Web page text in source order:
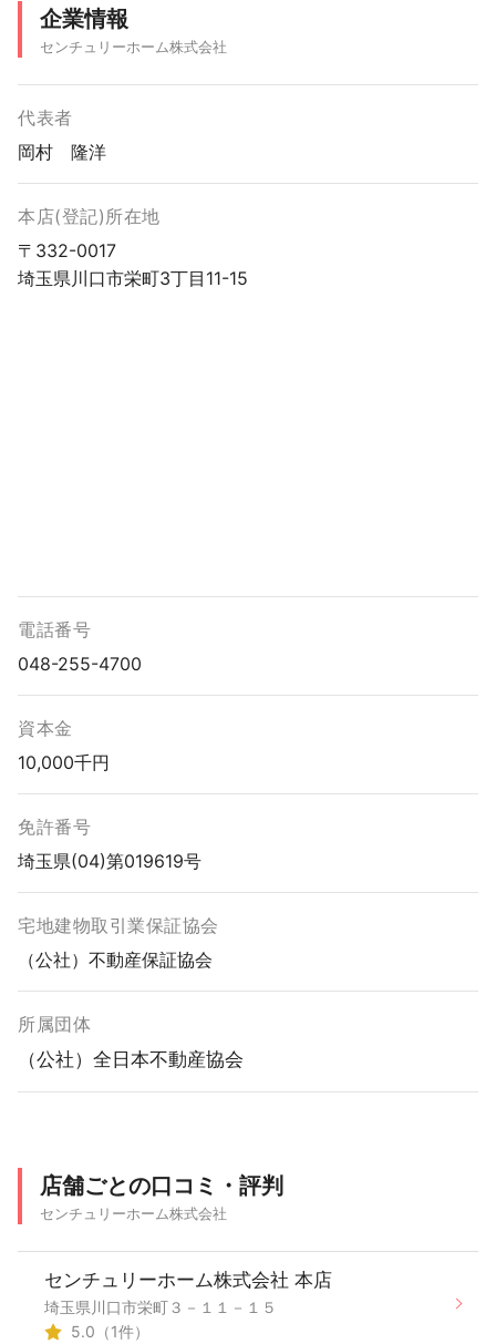
企業情報
センチュリーホーム株式会社
代表者
岡村 隆洋
本店(登記)所在地
〒332-0017
埼玉県川口市栄町3丁目11-15
電話番号
048-255-4700
資本金
10,000千円
免許番号
埼玉県(04)第019619号
宅地建物取引業保証協会
（公社）不動産保証協会
所属団体
（公社）全日本不動産協会
店舗ごとの口コミ・評判
センチュリーホーム株式会社
センチュリーホーム株式会社 本店
埼玉県川口市栄町３－１１－１５
5.0（1件）